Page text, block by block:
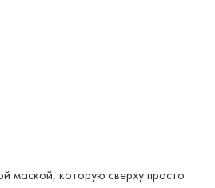
маской, которую сверху просто